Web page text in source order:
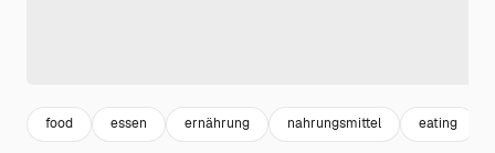
food essen ernährung nahrungsmittel eating